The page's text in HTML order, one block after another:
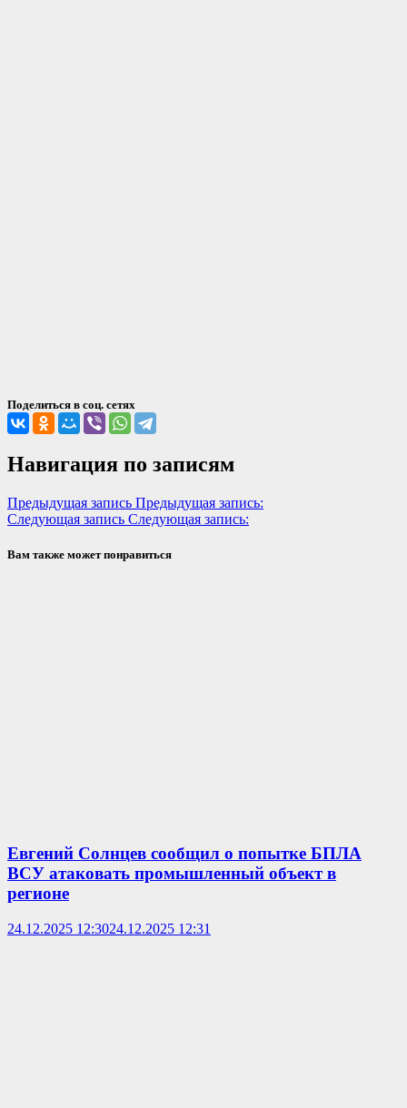
Поделиться в соц. сетях
Навигация по записям
Предыдущая запись Предыдущая запись:
Следующая запись Следующая запись:
Вам также может понравиться
Евгений Солнцев сообщил о попытке БПЛА
ВСУ атаковать промышленный объект в
регионе
24.12.2025 12:3024.12.2025 12:31